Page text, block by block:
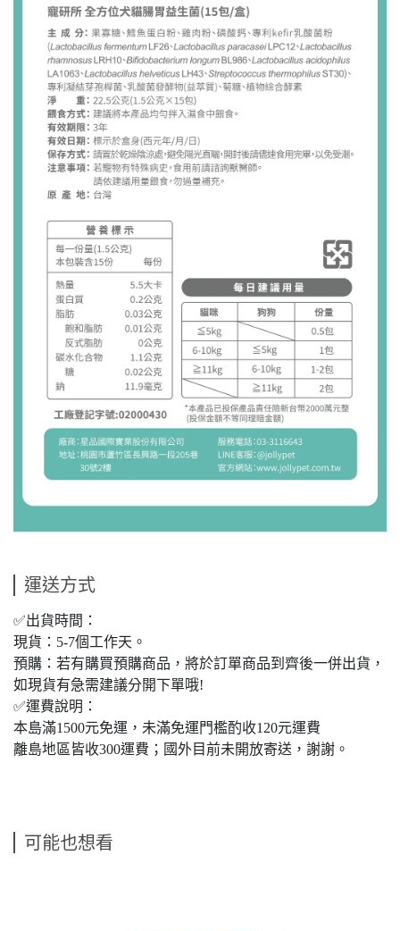
運送方式
✅出貨時間：
現貨：5-7個工作天。
預購：若有購買預購商品，將於訂單商品到齊後一併出貨，
如現貨有急需建議分開下單哦!
✅運費說明：
本島滿1500元免運，未滿免運門檻酌收120元運費
離島地區皆收300運費；國外目前未開放寄送，謝謝。
可能也想看